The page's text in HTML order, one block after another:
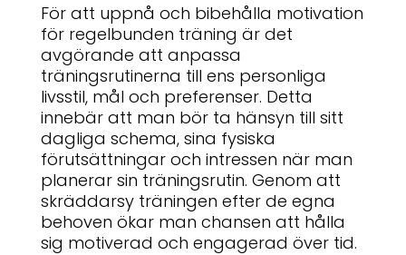
För att uppnå och bibehålla motivation
för regelbunden träning är det
avgörande att anpassa
träningsrutinerna till ens personliga
livsstil, mål och preferenser. Detta
innebär att man bör ta hänsyn till sitt
dagliga schema, sina fysiska
förutsättningar och intressen när man
planerar sin träningsrutin. Genom att
skräddarsy träningen efter de egna
behoven ökar man chansen att hålla
sig motiverad och engagerad över tid.